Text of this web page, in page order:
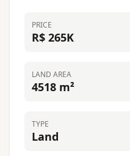
PRICE
R$ 265K
LAND AREA
4518 m²
TYPE
Land